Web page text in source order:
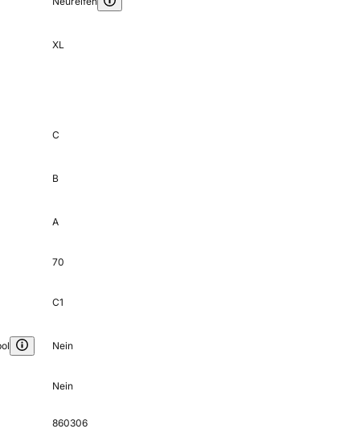
XL
C
B
A
70
C1
Nein
Nein
860306